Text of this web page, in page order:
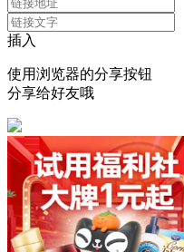
插入
使用浏览器的分享按钮
分享给好友哦